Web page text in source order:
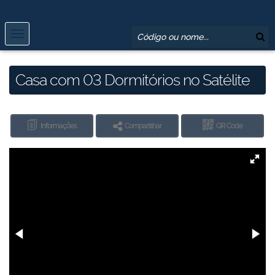
Casa com 03 Dormitórios no Satélite
Informações Compartilhar QR Code